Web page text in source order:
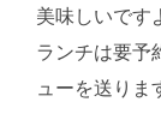
美味しいです
ランチは要予
ューを送りま